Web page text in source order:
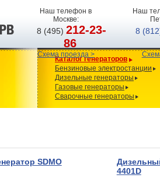
Наш телефон в
Москве:
8 (495)212-23-
86
Схема проезда >
Наш
8
Каталог генераторов
Бензиновые электростанции
Дизельные генераторы
Газовые генераторы
Сварочные генераторы
SDMO
4401D